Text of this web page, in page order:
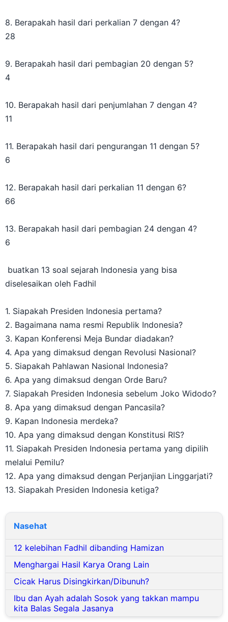
8. Berapakah hasil dari perkalian 7 dengan 4?
28
9. Berapakah hasil dari pembagian 20 dengan 5?
4
10. Berapakah hasil dari penjumlahan 7 dengan 4?
11
11. Berapakah hasil dari pengurangan 11 dengan 5?
6
12. Berapakah hasil dari perkalian 11 dengan 6?
66
13. Berapakah hasil dari pembagian 24 dengan 4?
6
buatkan 13 soal sejarah Indonesia yang bisa
diselesaikan oleh Fadhil
1. Siapakah Presiden Indonesia pertama?
2. Bagaimana nama resmi Republik Indonesia?
3. Kapan Konferensi Meja Bundar diadakan?
4. Apa yang dimaksud dengan Revolusi Nasional?
5. Siapakah Pahlawan Nasional Indonesia?
6. Apa yang dimaksud dengan Orde Baru?
7. Siapakah Presiden Indonesia sebelum Joko Widodo?
8. Apa yang dimaksud dengan Pancasila?
9. Kapan Indonesia merdeka?
10. Apa yang dimaksud dengan Konstitusi RIS?
11. Siapakah Presiden Indonesia pertama yang dipilih
melalui Pemilu?
12. Apa yang dimaksud dengan Perjanjian Linggarjati?
13. Siapakah Presiden Indonesia ketiga?
Nasehat
12 kelebihan Fadhil dibanding Hamizan
Menghargai Hasil Karya Orang Lain
Cicak Harus Disingkirkan/Dibunuh?
Ibu dan Ayah adalah Sosok yang takkan mampu
kita Balas Segala Jasanya